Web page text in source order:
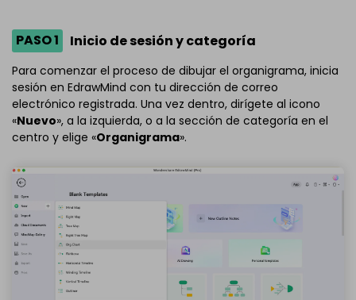
PASO 1 Inicio de sesión y categoría
Para comenzar el proceso de dibujar el organigrama, inicia
sesión en EdrawMind con tu dirección de correo
electrónico registrada. Una vez dentro, dirígete al icono
«Nuevo», a la izquierda, o a la sección de categoría en el
centro y elige «Organigrama».